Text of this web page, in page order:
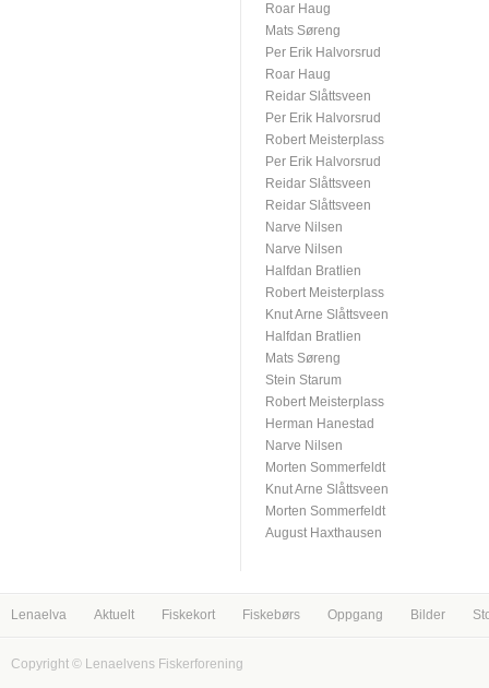
Roar Haug
Mats Søreng
Per Erik Halvorsrud
Roar Haug
Reidar Slåttsveen
Per Erik Halvorsrud
Robert Meisterplass
Per Erik Halvorsrud
Reidar Slåttsveen
Reidar Slåttsveen
Narve Nilsen
Narve Nilsen
Halfdan Bratlien
Robert Meisterplass
Knut Arne Slåttsveen
Halfdan Bratlien
Mats Søreng
Stein Starum
Robert Meisterplass
Herman Hanestad
Narve Nilsen
Morten Sommerfeldt
Knut Arne Slåttsveen
Morten Sommerfeldt
August Haxthausen
Lenaelva Aktuelt Fiskekort Fiskebørs Oppgang Bilder
Copyright © Lenaelvens Fiskerforening